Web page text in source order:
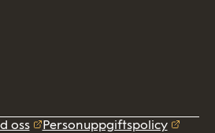
oss
Personuppgiftspolicy